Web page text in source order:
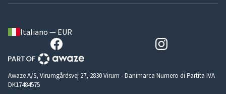
Italiano — EUR
Awaze A/S, Virumgårdsvej 27, 2830 Virum - Danimarca Numero di Partita IVA
DK17484575